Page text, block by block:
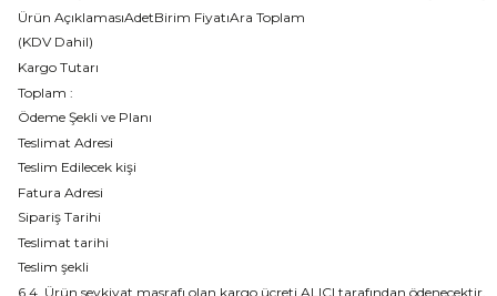
Ürün AçıklamasıAdetBirim FiyatıAra Toplam
(KDV Dahil)
Kargo Tutarı
Toplam :
Ödeme Şekli ve Planı
Teslimat Adresi
Teslim Edilecek kişi
Fatura Adresi
Sipariş Tarihi
Teslimat tarihi
Teslim şekli
6.4. Ürün sevkiyat masrafı olan kargo ücreti ALICI tarafından ödenecektir.